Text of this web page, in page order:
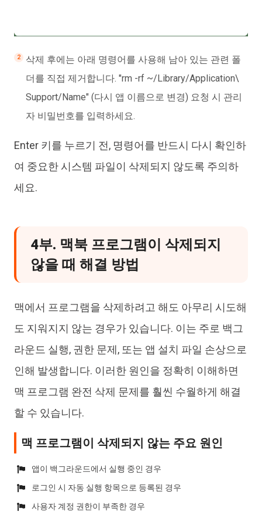
삭제 후에는 아래 명령어를 사용해 남아 있는 관련 폴
더를 직접 제거합니다. "rm -rf ~/Library/Application\
Support/Name" (다시 앱 이름으로 변경) 요청 시 관리
자 비밀번호를 입력하세요.
Enter 키를 누르기 전, 명령어를 반드시 다시 확인하
여 중요한 시스템 파일이 삭제되지 않도록 주의하
세요.
4부. 맥북 프로그램이 삭제되지
않을 때 해결 방법
맥에서 프로그램을 삭제하려고 해도 아무리 시도해
도 지워지지 않는 경우가 있습니다. 이는 주로 백그
라운드 실행, 권한 문제, 또는 앱 설치 파일 손상으로
인해 발생합니다. 이러한 원인을 정확히 이해하면
맥 프로그램 완전 삭제 문제를 훨씬 수월하게 해결
할 수 있습니다.
맥 프로그램이 삭제되지 않는 주요 원인
앱이 백그라운드에서 실행 중인 경우
로그인 시 자동 실행 항목으로 등록된 경우
사용자 계정 권한이 부족한 경우